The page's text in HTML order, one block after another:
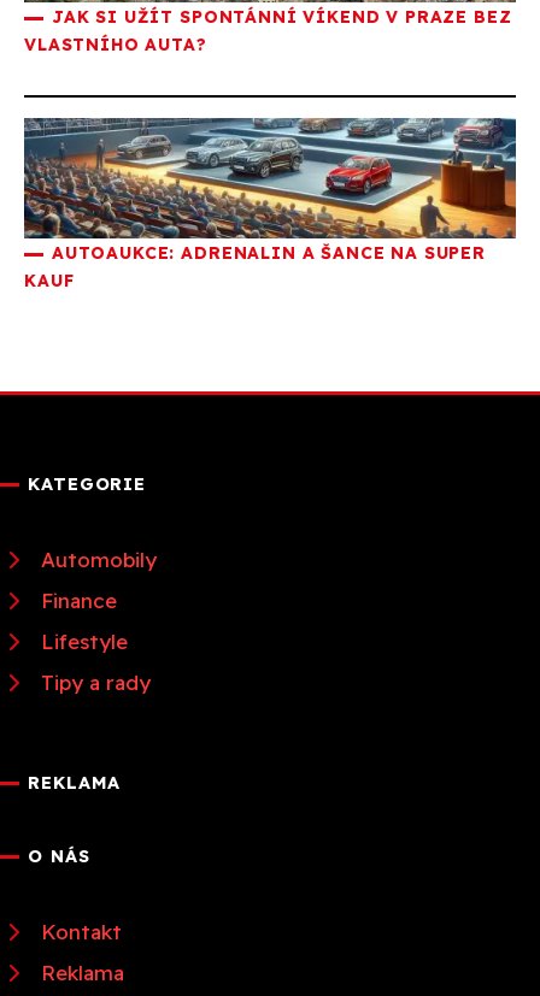
JAK SI UŽÍT SPONTÁNNÍ VÍKEND V PRAZE BEZ
VLASTNÍHO AUTA?
AUTOAUKCE: ADRENALIN A ŠANCE NA SUPER
KAUF
KATEGORIE
Automobily
Finance
Lifestyle
Tipy a rady
REKLAMA
O NÁS
Kontakt
Reklama